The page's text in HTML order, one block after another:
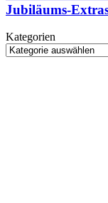
Cyber-
Microsoft
verteilt
Jubiläums-
Extras
Jubiläums-
Kategorien
Kategorien